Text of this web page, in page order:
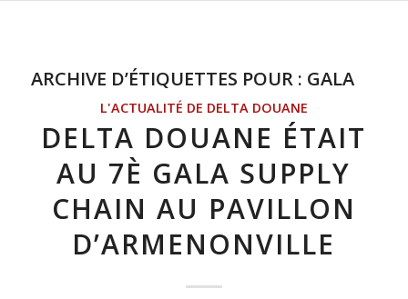
ARCHIVE D’ÉTIQUETTES POUR : GALA
L'ACTUALITÉ DE DELTA DOUANE
DELTA DOUANE ÉTAIT
AU 7È GALA SUPPLY
CHAIN AU PAVILLON
D’ARMENONVILLE